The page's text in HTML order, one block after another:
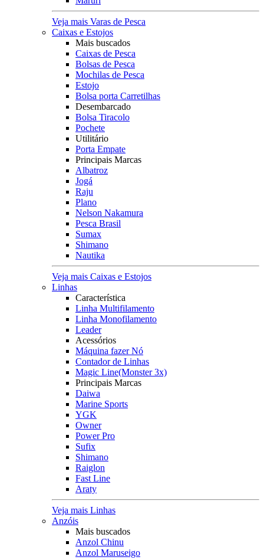
Veja mais Varas de Pesca
Caixas e Estojos
Mais buscados
Caixas de Pesca
Bolsas de Pesca
Mochilas de Pesca
Estojo
Bolsa porta Carretilhas
Desembarcado
Bolsa Tiracolo
Pochete
Utilitário
Porta Empate
Principais Marcas
Albatroz
Jogá
Raju
Plano
Nelson Nakamura
Pesca Brasil
Sumax
Shimano
Nautika
Veja mais Caixas e Estojos
Linhas
Característica
Linha Multifilamento
Linha Monofilamento
Leader
Acessórios
Máquina fazer Nó
Contador de Linhas
Magic Line(Monster 3x)
Principais Marcas
Daiwa
Marine Sports
YGK
Owner
Power Pro
Sufix
Shimano
Raiglon
Fast Line
Araty
Veja mais Linhas
Anzóis
Mais buscados
Anzol Chinu
Anzol Maruseigo